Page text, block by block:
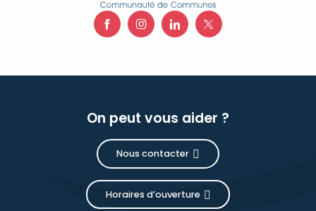
On peut vous aider ?
Nous contacter
Horaires d’ouverture